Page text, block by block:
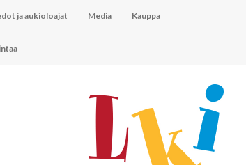
ja aukioloajat Media Kauppa